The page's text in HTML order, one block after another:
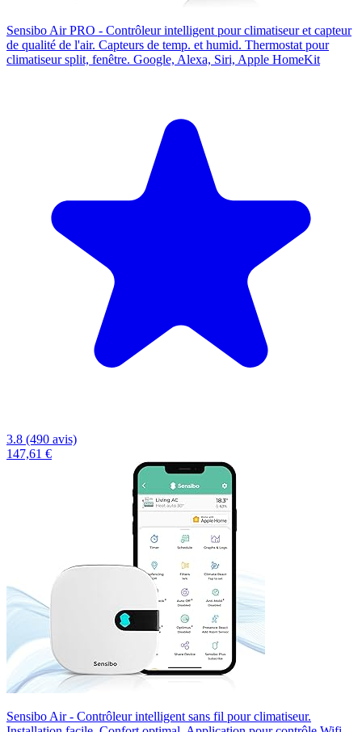
Sensibo Air PRO - Contrôleur intelligent pour climatiseur et capteur
de qualité de l'air. Capteurs de temp. et humid. Thermostat pour
climatiseur split, fenêtre. Google, Alexa, Siri, Apple HomeKit
3.8 (490 avis)
147,61 €
Sensibo Air - Contrôleur intelligent sans fil pour climatiseur.